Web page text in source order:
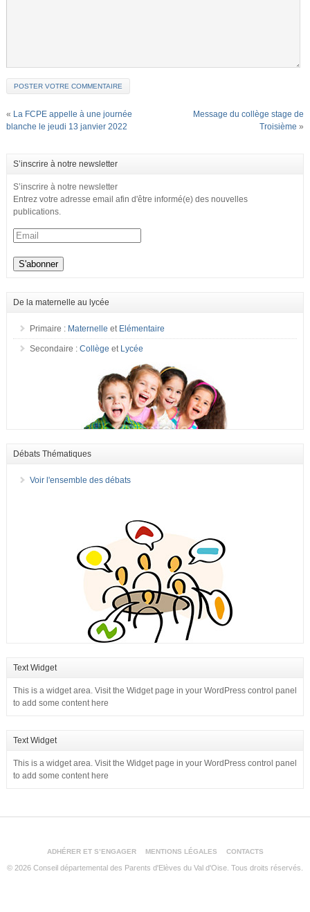
« La FCPE appelle à une journée
blanche le jeudi 13 janvier 2022
Message du collège stage de
Troisième »
S’inscrire à notre newsletter
S’inscrire à notre newsletter
Entrez votre adresse email afin d'être informé(e) des nouvelles
publications.
De la maternelle au lycée
Primaire : Maternelle et Elémentaire
Secondaire : Collège et Lycée
Débats Thématiques
Voir l'ensemble des débats
Text Widget
This is a widget area. Visit the Widget page in your WordPress control panel
to add some content here
Text Widget
This is a widget area. Visit the Widget page in your WordPress control panel
to add some content here
ADHÉRER ET S’ENGAGER MENTIONS LÉGALES CONTACTS
© 2026 Conseil départemental des Parents d'Elèves du Val d'Oise. Tous droits réservés.